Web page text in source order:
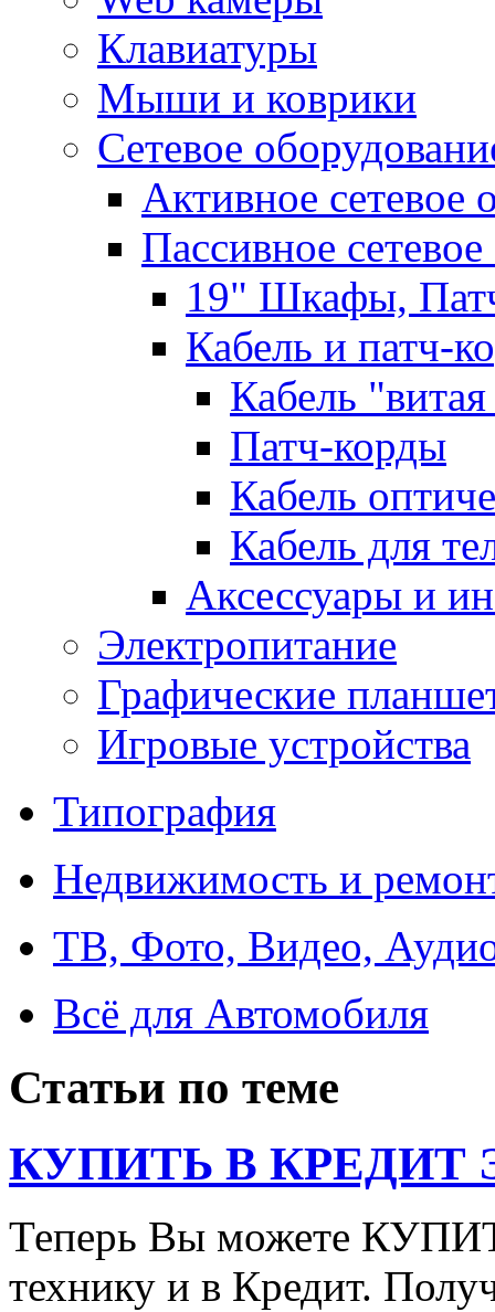
Клавиатуры
Мыши и коврики
Сетевое
Активное сетевое
Пассивное
19" Шкафы,
Кабель и патч-
Кабель
Патч-корды
Кабель
Кабель для
Аксессуары и
Электропитание
Графические
Игровые устройства
Типография
Недвижимость и
ТВ, Фото, Видео,
Всё для Автомобиля
Статьи по теме
КУПИТЬ В КРЕДИТ
Теперь Вы можете
технику и в Кредит.